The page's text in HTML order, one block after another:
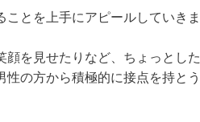
とを上手にアピールしていきま
を見せたりなど、ちょっとした
の方から積極的に接点を持とう